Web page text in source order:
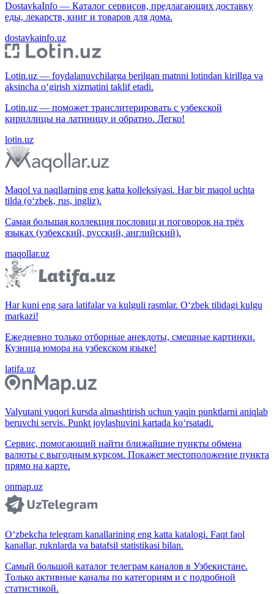
DostavkaInfo — Каталог сервисов, предлагающих доставку
еды, лекарств, книг и товаров для дома.
dostavkainfo.uz
Lotin.uz — foydalanuvchilarga berilgan matnni lotindan kirillga va
aksincha o‘girish xizmatini taklif etadi.
Lotin.uz — поможет транслитерировать с узбекской
кириллицы на латиницу и обратно. Легко!
lotin.uz
Maqol va naqllarning eng katta kolleksiyasi. Har bir maqol uchta
tilda (o‘zbek, rus, ingliz).
Самая большая коллекция пословиц и поговорок на трёх
языках (узбекский, русский, английский).
maqollar.uz
Har kuni eng sara latifalar va kulguli rasmlar. O‘zbek tilidagi kulgu
markazi!
Ежедневно только отборные анекдоты, смешные картинки.
Кузница юмора на узбекском языке!
latifa.uz
Valyutani yuqori kursda almashtirish uchun yaqin punktlarni aniqlab
beruvchi servis. Punkt joylashuvini kartada ko‘rsatadi.
Сервис, помогающий найти ближайшие пункты обмена
валюты с выгодным курсом. Покажет местоположение пункта
прямо на карте.
onmap.uz
O‘zbekcha telegram kanallarining eng katta katalogi. Faqt faol
kanallar, ruknlarda va batafsil statistikasi bilan.
Самый большой каталог телеграм каналов в Узбекистане.
Только активные каналы по категориям и с подробной
статистикой.